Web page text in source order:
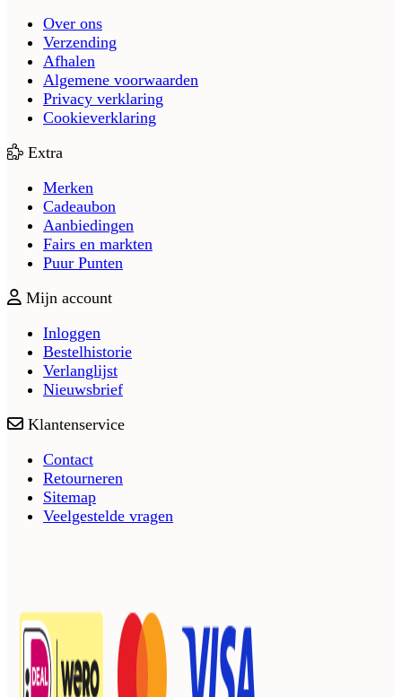
Over ons
Verzending
Afhalen
Algemene voorwaarden
Privacy verklaring
Cookieverklaring
Extra
Merken
Cadeaubon
Aanbiedingen
Fairs en markten
Puur Punten
Mijn account
Inloggen
Bestelhistorie
Verlanglijst
Nieuwsbrief
Klantenservice
Contact
Retourneren
Sitemap
Veelgestelde vragen